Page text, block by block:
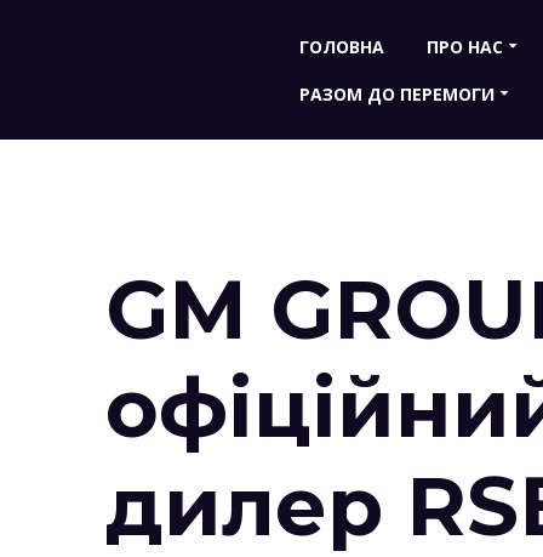
ГОЛОВНА ПРО НАС
РАЗОМ ДО ПЕРЕМОГИ
GM
дилер